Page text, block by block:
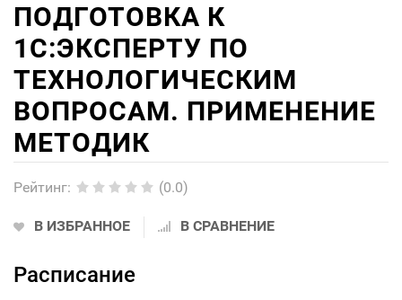
ПОДГОТОВКА К
1С:ЭКСПЕРТУ ПО
ТЕХНОЛОГИЧЕСКИМ
ВОПРОСАМ. ПРИМЕНЕНИЕ
МЕТОДИК
Рейтинг: (0.0)
В ИЗБРАННОЕ В СРАВНЕНИЕ
Расписание